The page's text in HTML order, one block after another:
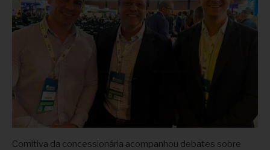
Comitiva da concessionária acompanhou debates sobre